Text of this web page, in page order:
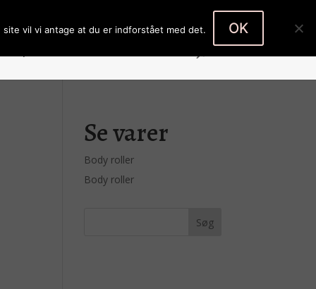
0 emner
Se varer
Body roller
Body roller
vil vi antage at du er indforstået med det. OK